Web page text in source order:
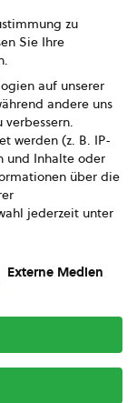
zu
Sie Ihre
auf unserer
andere uns
werden (z. B. IP-
und Inhalte oder
über die
jederzeit unter
Externe Medien